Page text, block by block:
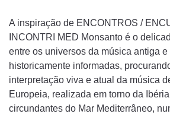
A inspiração de ENCONTROS /
INCONTRI MED Monsanto é o
entre os universos da música antiga
historicamente informadas,
interpretação viva e atual da música
Europeia, realizada em torno da
circundantes do Mar Mediterrâneo,